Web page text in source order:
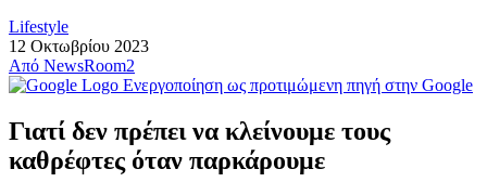
Lifestyle
12 Οκτωβρίου 2023
Από NewsRoom2
Ενεργοποίηση ως προτιμώμενη πηγή στην Google
Γιατί δεν πρέπει να κλείνουμε τους
καθρέφτες όταν παρκάρουμε